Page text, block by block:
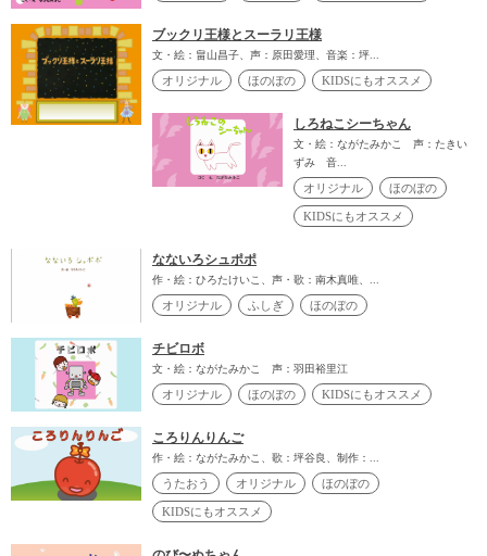
ブックリ王様とスーラリ王様
文・絵：畠山昌子、声：原田愛理、音楽：坪...
オリジナル ほのぼの KIDSにもオススメ
しろねこシーちゃん
文・絵：ながたみかこ 声：たきい
ずみ 音...
オリジナル ほのぼの
KIDSにもオススメ
なないろシュポポ
作・絵：ひろたけいこ、声・歌：南木真唯、...
オリジナル ふしぎ ほのぼの
チビロボ
文・絵：ながたみかこ 声：羽田裕里江
オリジナル ほのぼの KIDSにもオススメ
ころりんりんご
作・絵：ながたみかこ、歌：坪谷良、制作：...
うたおう オリジナル ほのぼの
KIDSにもオススメ